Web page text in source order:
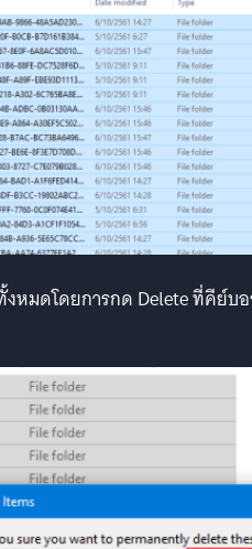
หมดโดยการกด Delete ที่คีย์บ